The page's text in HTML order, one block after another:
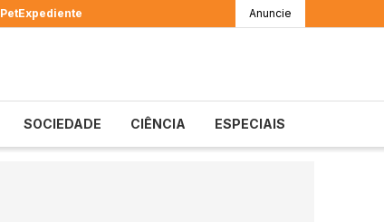
PetExpediente Anuncie
SOCIEDADE CIÊNCIA ESPECIAIS